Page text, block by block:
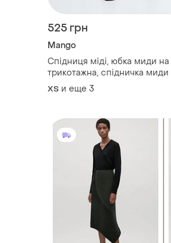
525 грн
Mango
Спідниця міді, юбка миди на
трикотажна, спідничка
ХS и еще 3